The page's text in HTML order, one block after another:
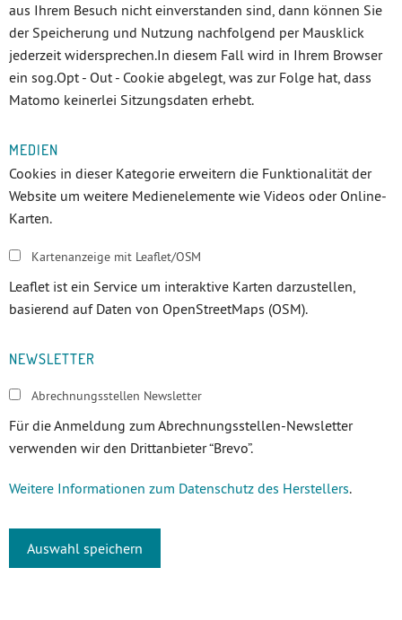
aus Ihrem Besuch nicht einverstanden sind, dann können Sie
der Speicherung und Nutzung nachfolgend per Mausklick
jederzeit widersprechen.In diesem Fall wird in Ihrem Browser
ein sog.Opt - Out - Cookie abgelegt, was zur Folge hat, dass
Matomo keinerlei Sitzungsdaten erhebt.
MEDIEN
Cookies in dieser Kategorie erweitern die Funktionalität der
Website um weitere Medienelemente wie Videos oder Online-
Karten.
Kartenanzeige mit Leaflet/OSM
Leaflet ist ein Service um interaktive Karten darzustellen,
basierend auf Daten von OpenStreetMaps (OSM).
NEWSLETTER
Abrechnungsstellen Newsletter
Für die Anmeldung zum Abrechnungsstellen-Newsletter
verwenden wir den Drittanbieter “Brevo”.
Weitere Informationen zum Datenschutz des Herstellers.
Auswahl speichern